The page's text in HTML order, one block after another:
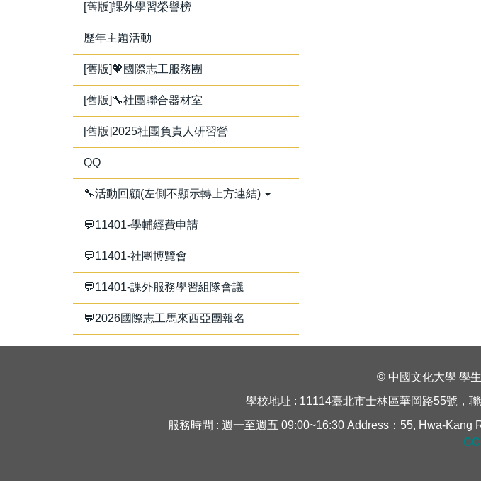
[舊版]課外學習榮譽榜
歷年主題活動
[舊版]💖國際志工服務團
[舊版]🔧社團聯合器材室
[舊版]2025社團負責人研習營
QQ
🔧活動回顧(左側不顯示轉上方連結)
💬11401-學輔經費申請
💬11401-社團博覽會
💬11401-課外服務學習組隊會議
💬2026國際志工馬來西亞團報名
© 中國文化大學 學
學校地址 : 11114臺北市士林區華岡路55號，
服務時間 : 週一至週五 09:00~16:30 Address：55, Hwa-Kang